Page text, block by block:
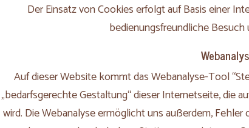
Der Einsatz von Cookies erfolgt auf Basis einer
bedienungsfreundliche
Auf dieser Website kommt das Webanalyse-Tool
„bedarfsgerechte Gestaltung“ dieser Internetseite, die
wird. Die Webanalyse ermöglicht uns außerdem,